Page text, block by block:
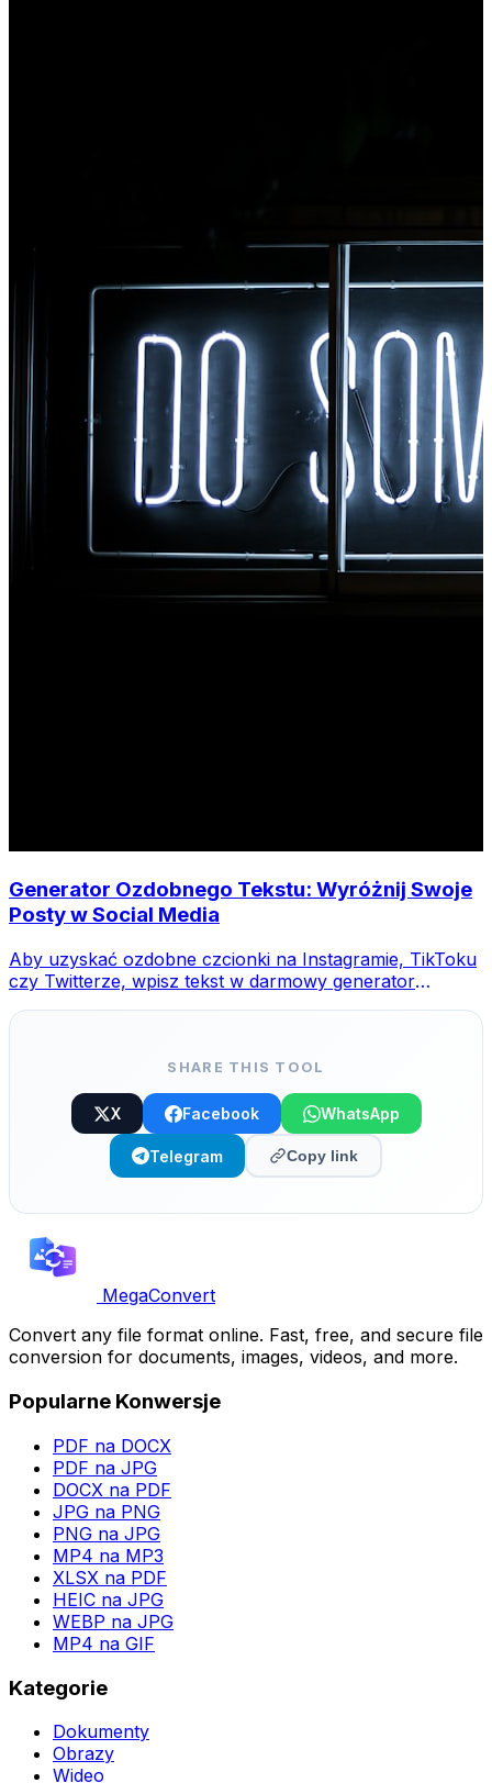
Generator Ozdobnego Tekstu: Wyróżnij Swoje
Posty w Social Media
Aby uzyskać ozdobne czcionki na Instagramie, TikToku
czy Twitterze, wpisz tekst w darmowy generator
SHARE THIS TOOL
X Facebook WhatsApp
Telegram Copy link
MegaConvert
Convert any file format online. Fast, free, and secure file
conversion for documents, images, videos, and more.
Popularne Konwersje
PDF na DOCX
PDF na JPG
DOCX na PDF
JPG na PNG
PNG na JPG
MP4 na MP3
XLSX na PDF
HEIC na JPG
WEBP na JPG
MP4 na GIF
Kategorie
Dokumenty
Obrazy
Wideo